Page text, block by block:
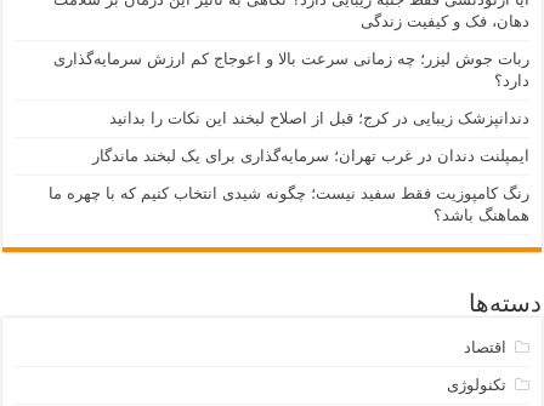
دهان، فک و کیفیت زندگی
ربات جوش لیزر؛ چه زمانی سرعت بالا و اعوجاج کم ارزش سرمایه‌گذاری
دارد؟
دندانپزشک زیبایی در کرج؛ قبل از اصلاح لبخند این نکات را بدانید
ایمپلنت دندان در غرب تهران؛ سرمایه‌گذاری برای یک لبخند ماندگار
رنگ کامپوزیت فقط سفید نیست؛ چگونه شیدی انتخاب کنیم که با چهره ما
هماهنگ باشد؟
دسته‌ها
اقتصاد
تکنولوژی